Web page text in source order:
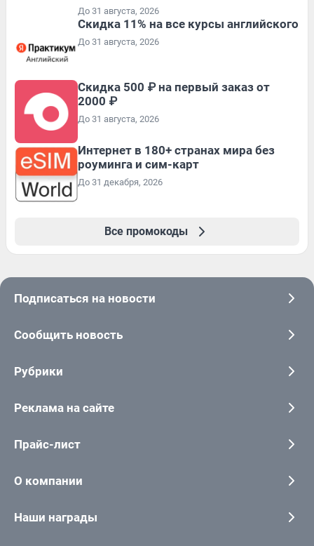
До 31 августа, 2026
Скидка 11% на все курсы английского
До 31 августа, 2026
Скидка 500 ₽ на первый заказ от
2000 ₽
До 31 августа, 2026
Интернет в 180+ странах мира без
роуминга и сим-карт
До 31 декабря, 2026
Все промокоды
Подписаться на новости
Сообщить новость
Рубрики
Реклама на сайте
Прайс-лист
О компании
Наши награды